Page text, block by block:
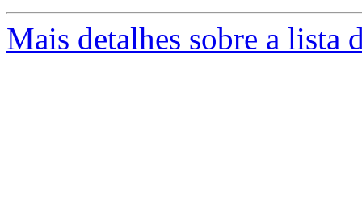
Mais detalhes sobre a lista